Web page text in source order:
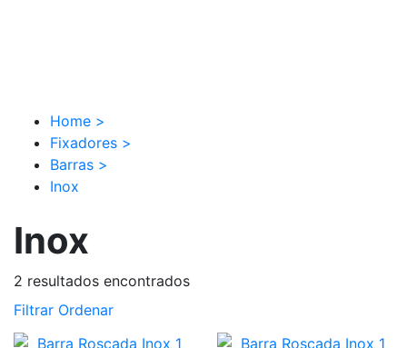
Home >
Fixadores >
Barras >
Inox
Inox
2 resultados encontrados
Filtrar Ordenar